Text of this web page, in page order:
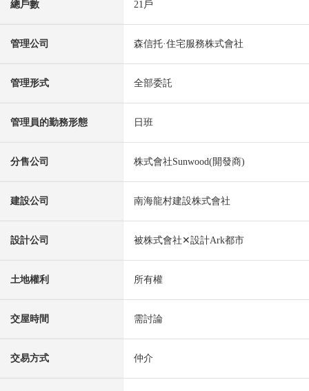
總戶數 21戶
管理公司 森信托·住宅服務株式會社
管理形式 全部委託
管理員的勤務形態 日班
分售公司 株式會社Sunwood(開發商)
建設公司 南海龍村建設株式會社
設計公司 被株式會社✕設計Ark都市
土地權利 所有權
交屋時間 需討論
交易方式 仲介